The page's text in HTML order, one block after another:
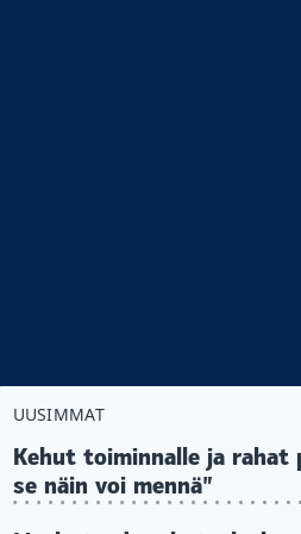
UUSIMMAT
Kehut toiminnalle ja rahat
se näin voi mennä”